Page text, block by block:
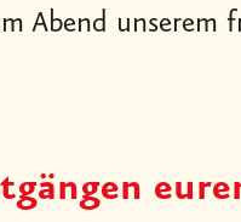
Abend unserem